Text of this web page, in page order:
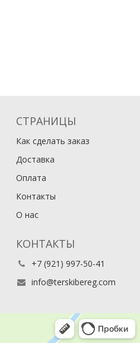
СТРАНИЦЫ
Как сделать заказ
Доставка
Оплата
Контакты
О нас
КОНТАКТЫ
+7 (921) 997-50-41
info@terskibereg.com